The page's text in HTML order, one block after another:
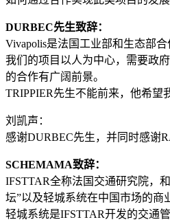
DURBEC先生致辞：
Vivapolis是法国工业部和生态部
我们的项目以人为中心，需要政
的合作有广阔前景。
TRIPPIER先生不能前来，他希望
刘凯声：
感谢DURBEC先生，并同时感谢
SCHEMAMA致辞：
IFSTTAR全称法国交通研究院，
坛”以及轻城系统在中国市场的商
轻城系统是IFSTTAR开发的交通